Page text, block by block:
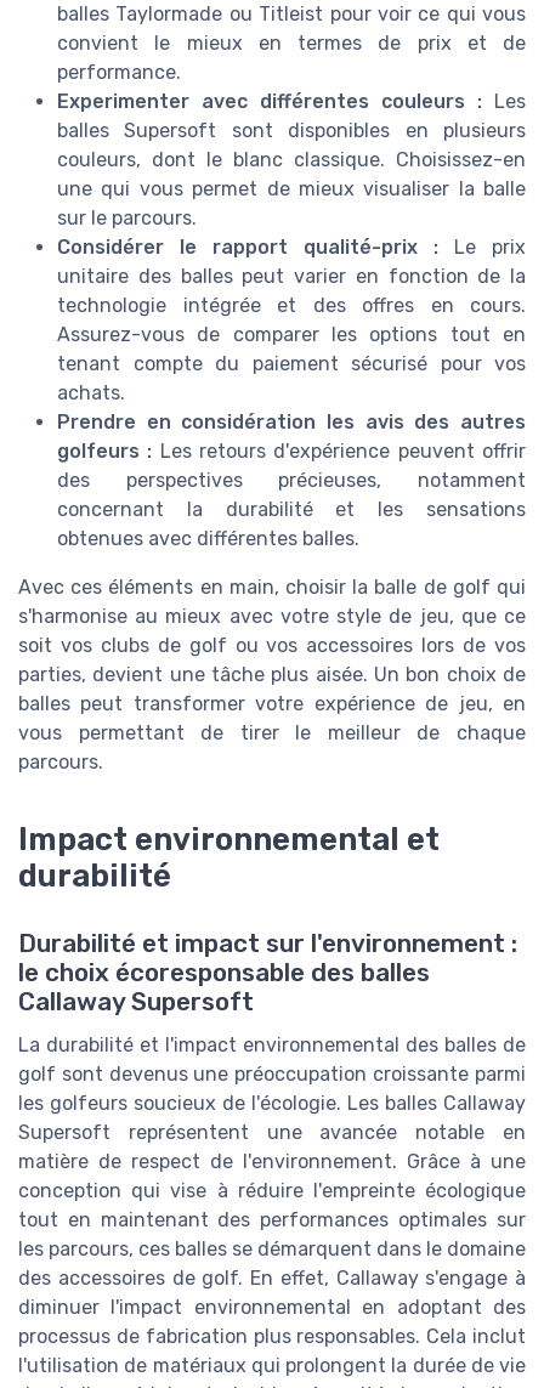
balles Taylormade ou Titleist pour voir ce qui vous
convient le mieux en termes de prix et de
performance.
Experimenter avec différentes couleurs : Les
balles Supersoft sont disponibles en plusieurs
couleurs, dont le blanc classique. Choisissez-en
une qui vous permet de mieux visualiser la balle
sur le parcours.
Considérer le rapport qualité-prix : Le prix
unitaire des balles peut varier en fonction de la
technologie intégrée et des offres en cours.
Assurez-vous de comparer les options tout en
tenant compte du paiement sécurisé pour vos
achats.
Prendre en considération les avis des autres
golfeurs : Les retours d'expérience peuvent offrir
des perspectives précieuses, notamment
concernant la durabilité et les sensations
obtenues avec différentes balles.
Avec ces éléments en main, choisir la balle de golf qui
s'harmonise au mieux avec votre style de jeu, que ce
soit vos clubs de golf ou vos accessoires lors de vos
parties, devient une tâche plus aisée. Un bon choix de
balles peut transformer votre expérience de jeu, en
vous permettant de tirer le meilleur de chaque
parcours.
Impact environnemental et
durabilité
Durabilité et impact sur l'environnement :
le choix écoresponsable des balles
Callaway Supersoft
La durabilité et l'impact environnemental des balles de
golf sont devenus une préoccupation croissante parmi
les golfeurs soucieux de l'écologie. Les balles Callaway
Supersoft représentent une avancée notable en
matière de respect de l'environnement. Grâce à une
conception qui vise à réduire l'empreinte écologique
tout en maintenant des performances optimales sur
les parcours, ces balles se démarquent dans le domaine
des accessoires de golf. En effet, Callaway s'engage à
diminuer l'impact environnemental en adoptant des
processus de fabrication plus responsables. Cela inclut
l'utilisation de matériaux qui prolongent la durée de vie